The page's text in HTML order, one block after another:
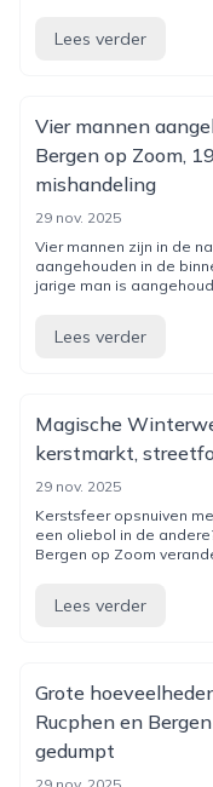
Lees verder
Vier mannen
Bergen op Zoom,
mishandeling
29 nov. 2025
Vier mannen zijn in de
aangehouden in de
jarige man is
Lees verder
Magische
kerstmarkt,
29 nov. 2025
Kerstsfeer opsnuiven
een oliebol in de
Bergen op Zoom
Lees verder
Grote
Rucphen en
gedumpt